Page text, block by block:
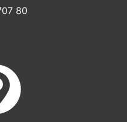
80